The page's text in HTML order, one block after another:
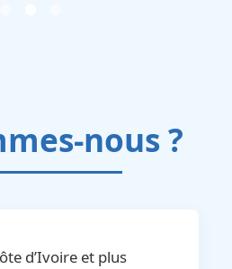
nous ?
d’Ivoire et plus